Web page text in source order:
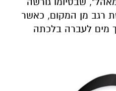
רגב מן המקום, כאשר
מים לעברה בלכתה